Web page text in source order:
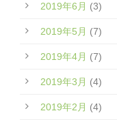
2019年6月 (3)
2019年5月 (7)
2019年4月 (7)
2019年3月 (4)
2019年2月 (4)